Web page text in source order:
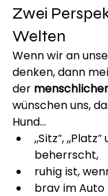
Zwei
Welten
Wenn wir an
denken, dann
der
wünschen uns,
Hund...
„Sitz“,
beherrscht,
ruhig ist,
brav im